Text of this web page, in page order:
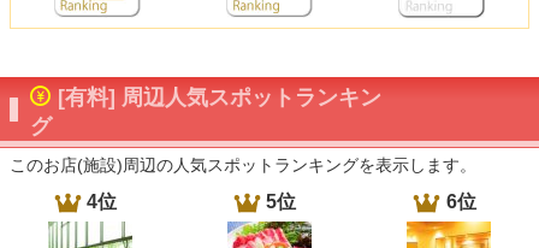
[有料] 周辺人気スポットランキン
グ
このお店(施設)周辺の人気スポットランキングを表示します。
4位 5位 6位